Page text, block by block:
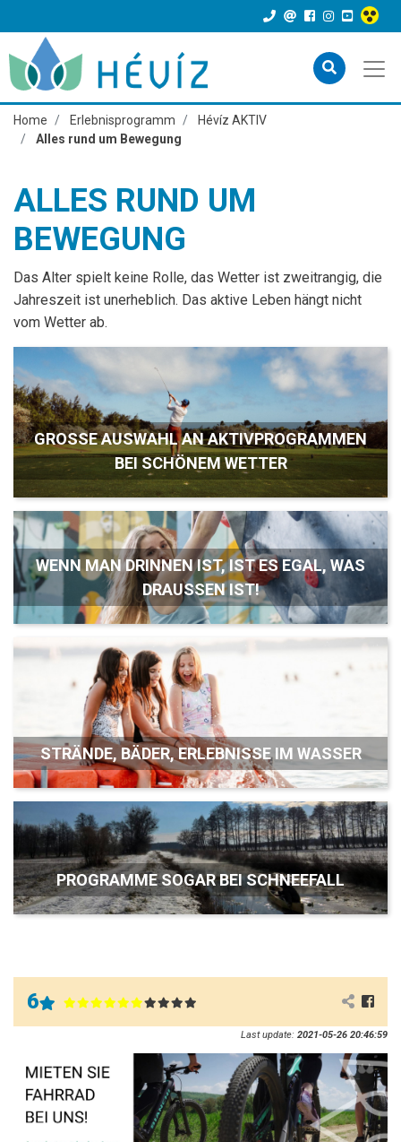
Home Erlebnisprogramm
Hévíz AKTIV
Alles rund um Bewegung
ALLES RUND UM
BEWEGUNG
Das Alter spielt keine Rolle, das Wetter ist zweitrangig, die
Jahreszeit ist unerheblich. Das aktive Leben hängt nicht
vom Wetter ab.
GROSSE AUSWAHL AN AKTIVPROGRAMMEN B
EI SCHÖNEM WETTER
WENN MAN DRINNEN IST, IST ES EGAL, WAS
DRAUSSEN IST!
STRÄNDE, BÄDER, ERLEBNISSE IM WASSER
PROGRAMME SOGAR BEI SCHNEEFALL
6
Last update: 2021-05-26 20:46:59